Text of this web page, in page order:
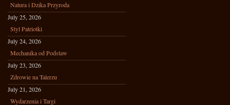
Natura i Dzika Przyroda
July 25, 2026
Styl Patriotki
July 24, 2026
Mechanika od Podstaw
July 23, 2026
Zdrowie na Talerzu
July 21, 2026
Wydarzenia i Targi